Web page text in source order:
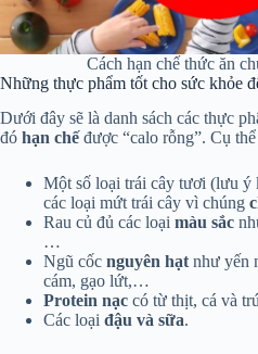
Cách hạn chế thức ăn
Những thực phẩm tốt cho sức khỏe
Dưới đây sẽ là danh sách các thực
đó hạn chếđược “calo rỗng”. Cụ thể
Một số loại trái cây tươi (lưu ý
các loại mứt trái cây vì chúng
Rau củ đủ các loại màu sắc
…
Ngũ cốc nguyên hạt như yến
cám, gạo lứt,…
Protein nạc có từ thịt, cá và
Các loại đậu và sữa.